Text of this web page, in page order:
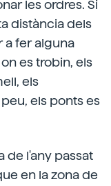
les ordres. Si
distància dels
a fer alguna
es trobin, els
els
els ponts es
de l'any passat
en la zona de